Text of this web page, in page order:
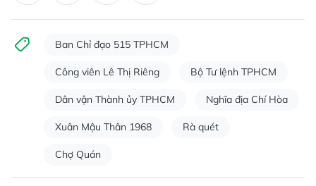
Ban Chỉ đạo 515 TPHCM
Công viên Lê Thị Riêng Bộ Tư lệnh TPHCM
Dân vận Thành ủy TPHCM Nghĩa địa Chí Hòa
Xuân Mậu Thân 1968 Rà quét
Chợ Quán